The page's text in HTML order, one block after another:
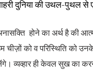
दुनिया की उथल-पुथल से
होने का अर्थ है की
चीज़ों को व परिस्थिति को
व्यव्हार ही केवल सुख का